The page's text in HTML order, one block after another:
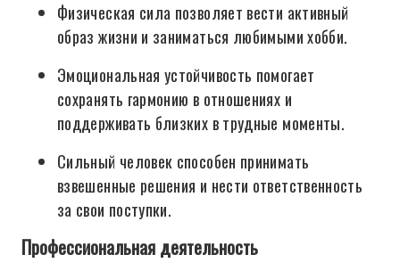
Физическая сила позволяет вести активный
образ жизни и заниматься любимыми хобби.
Эмоциональная устойчивость помогает
сохранять гармонию в отношениях и
поддерживать близких в трудные моменты.
Сильный человек способен принимать
взвешенные решения и нести ответственность
за свои поступки.
Профессиональная деятельность